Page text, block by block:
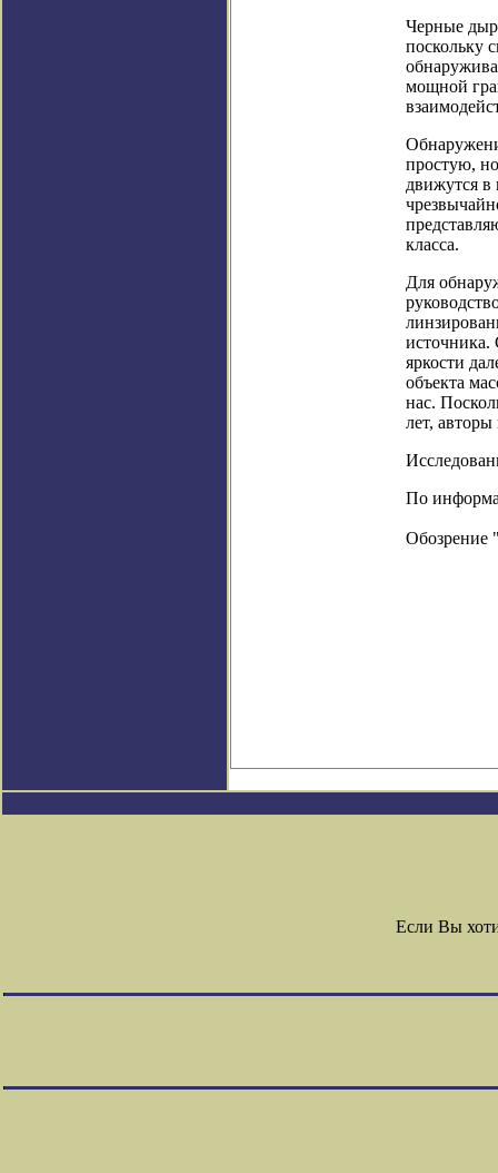
Черные
поскольку
мощной
простую,
движутся в
класса.
Для
источника.
яркости
объекта
нас.
лет,
По
Обозрение
Если Вы